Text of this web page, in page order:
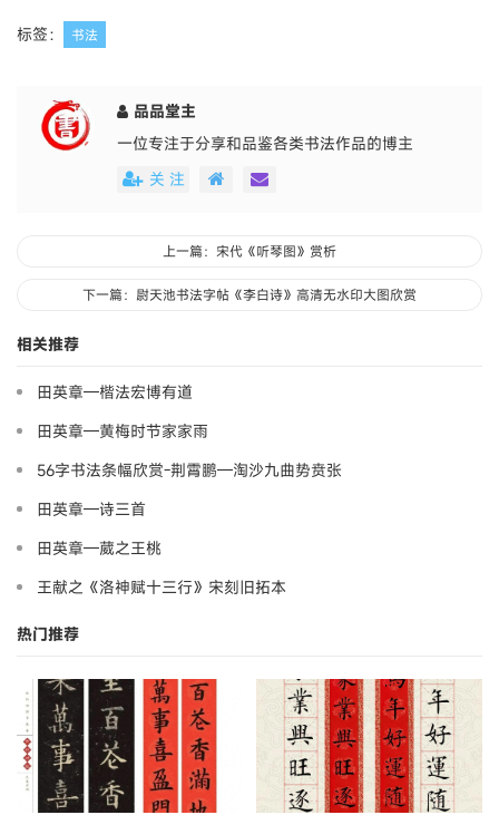
标签： 书法
品品堂主
一位专注于分享和品鉴各类书法作品的博主
关 注
上一篇：宋代《听琴图》赏析
下一篇：尉天池书法字帖《李白诗》高清无水印大图欣赏
相关推荐
田英章—楷法宏博有道
田英章—黄梅时节家家雨
56字书法条幅欣赏-荆霄鹏—淘沙九曲势贲张
田英章—诗三首
田英章—葳之王桃
王献之《洛神赋十三行》宋刻旧拓本
热门推荐